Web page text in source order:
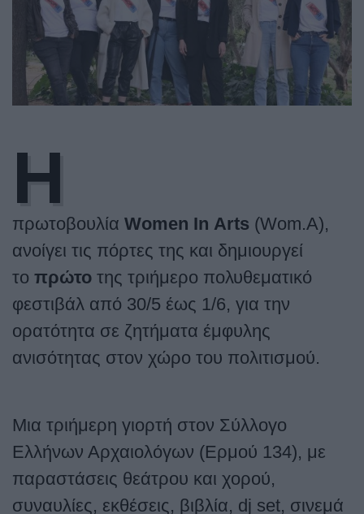
Η
πρωτοβουλία Women In Arts (Wom.A),
ανοίγει τις πόρτες της και δημιουργεί
το πρώτο της τριήμερο πολυθεματικό
φεστιβάλ από 30/5 έως 1/6, για την
ορατότητα σε ζητήματα έμφυλης
ανισότητας στον χώρο του πολιτισμού.
Μια τριήμερη γιορτή στον Σύλλογο
Ελλήνων Αρχαιολόγων (Ερμού 134), με
παραστάσεις θεάτρου και χορού,
συναυλίες, εκθέσεις, βιβλία, dj set, σινεμά